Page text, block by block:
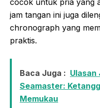
jam tangan ini juga
chronograph yang
praktis.
Baca Juga : Ulasan
Seamaster:
Memukau